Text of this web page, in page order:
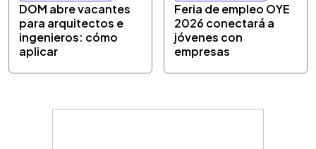
DOM abre vacantes
para arquitectos e
ingenieros: cómo
aplicar
Feria de empleo OYE
2026 conectará a
jóvenes con
empresas